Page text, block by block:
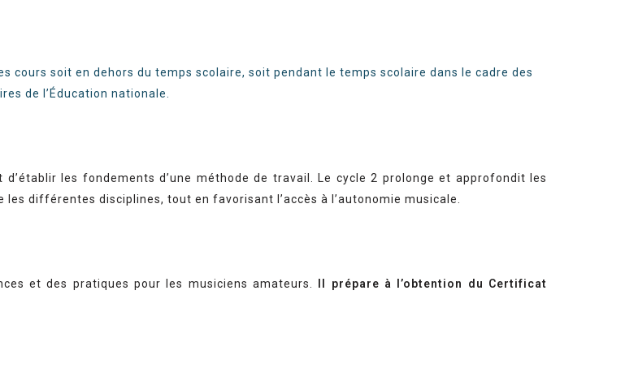
cours soit en dehors du temps scolaire, soit pendant le temps scolaire dans le cadre des
de l’Éducation nationale.
les fondements d’une méthode de travail. Le cycle 2 prolonge et approfondit les
différentes disciplines, tout en favorisant l’accès à l’autonomie musicale.
et des pratiques pour les musiciens amateurs.
Il prépare à l’obtention du Certificat